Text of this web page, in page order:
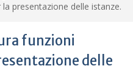
presentazione delle istanze.
funzioni
delle